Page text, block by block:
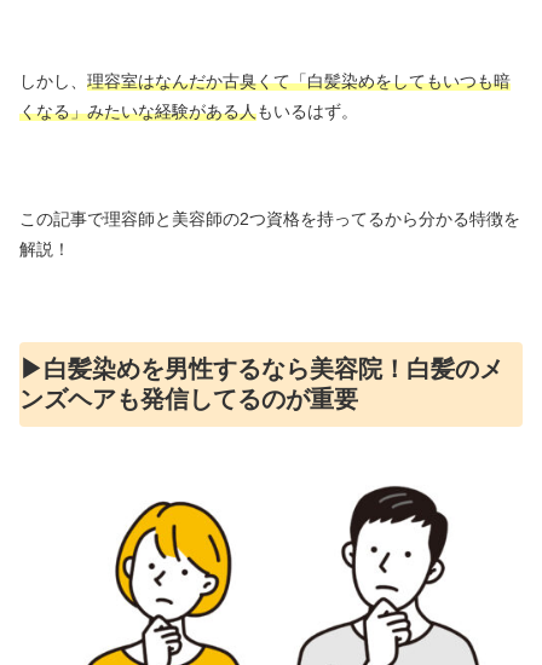
しかし、 理容室はなんだか古臭くて「白髪染めをしてもいつも暗
くなる」みたいな経験がある人もいるはず。
この記事で理容師と美容師の2つ資格を持ってるから分かる特徴を
解説！
▶︎白髪染めを男性するなら美容院！白髪のメ
ンズヘアも発信してるのが重要